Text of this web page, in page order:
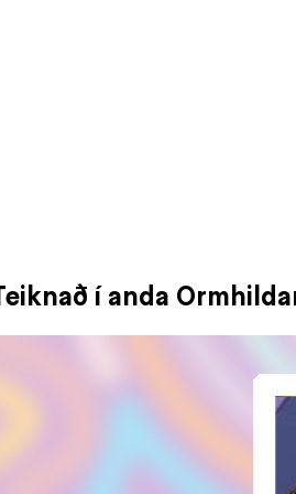
í anda